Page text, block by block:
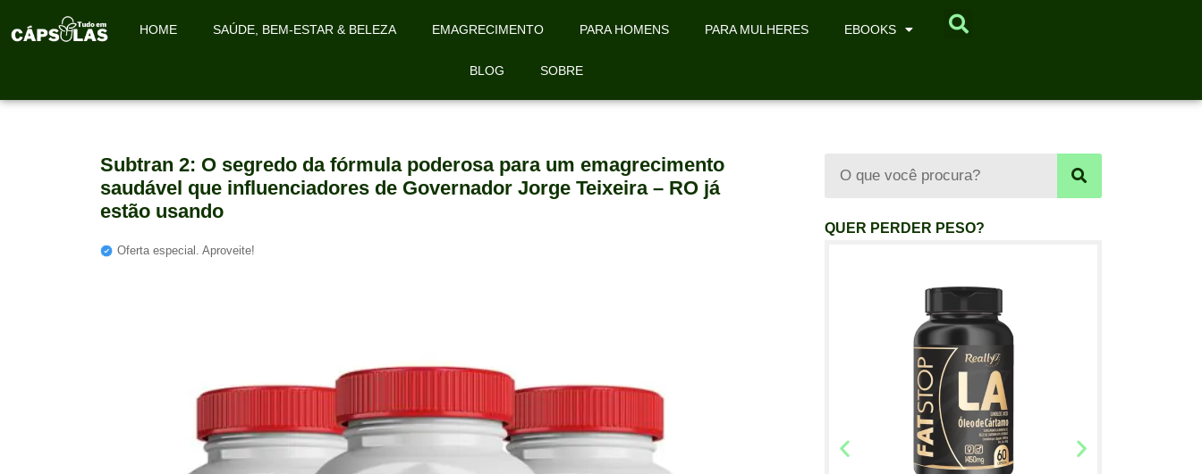
HOME SAÚDE, BEM-ESTAR & BELEZA EMAGRECIMENTO PARA HOMENS PARA MULHERES EBOOKS
BLOG SOBRE
Subtran 2: O segredo da fórmula poderosa para um emagrecimento
saudável que influenciadores de Governador Jorge Teixeira – RO já
estão usando
Oferta especial. Aproveite!
QUER PERDER PESO?